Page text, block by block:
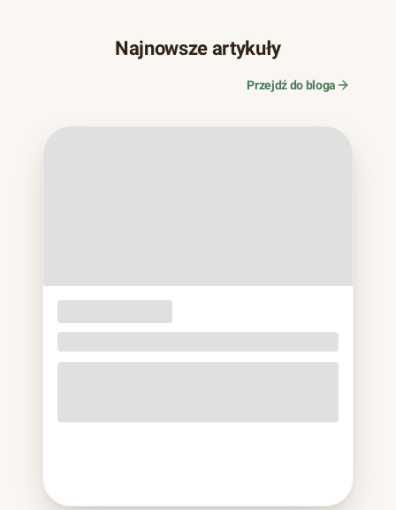
Najnowsze artykuły
Przejdź do bloga
JEDNORAZOWE
lukru
sztywniejsza od plastikowej, nie do pomylenia z niczym